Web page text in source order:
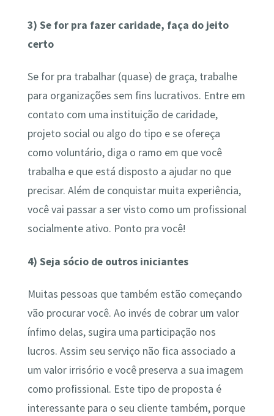
3) Se for pra fazer caridade, faça do jeito
certo
Se for pra trabalhar (quase) de graça, trabalhe
para organizações sem fins lucrativos. Entre em
contato com uma instituição de caridade,
projeto social ou algo do tipo e se ofereça
como voluntário, diga o ramo em que você
trabalha e que está disposto a ajudar no que
precisar. Além de conquistar muita experiência,
você vai passar a ser visto como um profissional
socialmente ativo. Ponto pra você!
4) Seja sócio de outros iniciantes
Muitas pessoas que também estão começando
vão procurar você. Ao invés de cobrar um valor
ínfimo delas, sugira uma participação nos
lucros. Assim seu serviço não fica associado a
um valor irrisório e você preserva a sua imagem
como profissional. Este tipo de proposta é
interessante para o seu cliente também, porque